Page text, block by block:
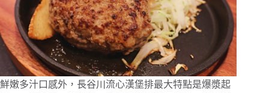
鮮嫩多汁口感外，長谷川流心漢堡排最大特點是爆漿起